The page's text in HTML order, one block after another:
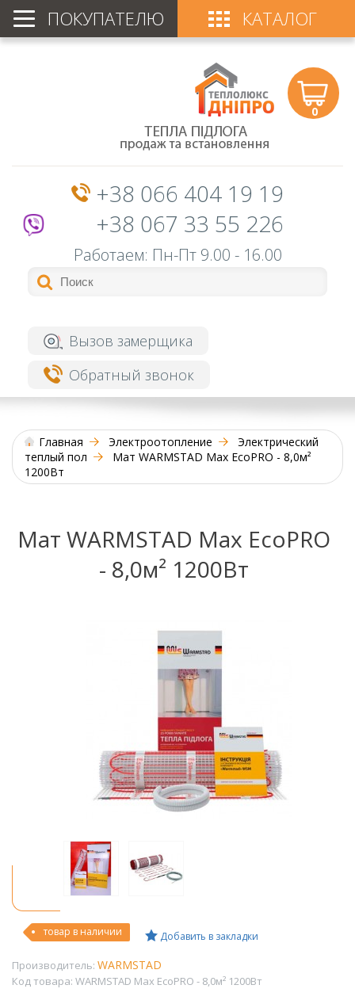
ПОКУПАТЕЛЮ КАТАЛОГ
+38 066 404 19 19
+38 067 33 55 226
Работаем: Пн-Пт 9.00 - 16.00
0
Вызов замерщика
Обратный звонок
Главная Электроотопление
Электрический
теплый пол
Мат WARMSTAD Max EcoPRO - 8,0м²
1200Вт
Мат WARMSTAD Max EcoPRO
- 8,0м² 1200Вт
товар в наличии Добавить в закладки
Производитель: WARMSTAD
Код товара: WARMSTAD Max EcoPRO - 8,0м² 1200Вт